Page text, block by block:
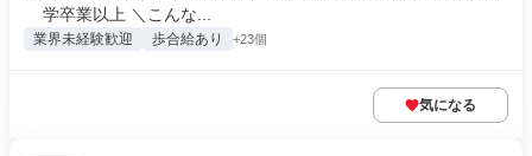
学卒業以上 ＼こんな...
業界未経験歓迎 歩合給あり +23個
気になる